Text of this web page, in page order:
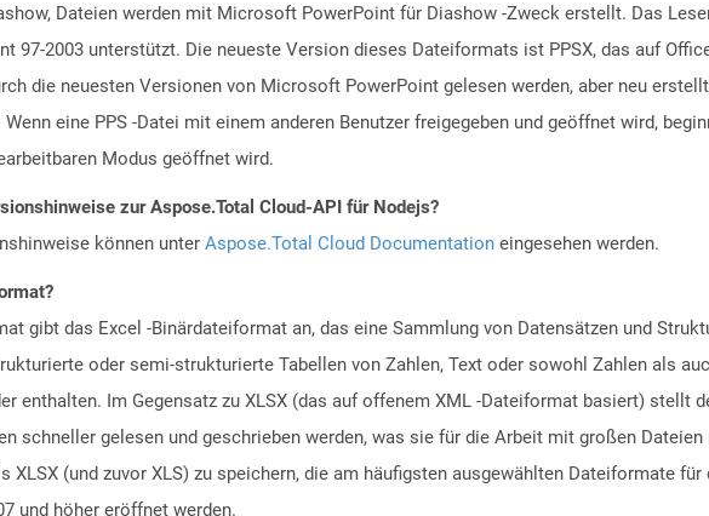
Dateien werden mit Microsoft PowerPoint für Diashow -Zweck erstellt. Das
97-2003 unterstützt. Die neueste Version dieses Dateiformats ist PPSX, das auf
die neuesten Versionen von Microsoft PowerPoint gelesen werden, aber neu
eine PPS -Datei mit einem anderen Benutzer freigegeben und geöffnet wird,
Modus geöffnet wird.
zur Aspose.Total Cloud-API für Nodejs?
können unter Aspose.Total Cloud Documentation eingesehen werden.
gibt das Excel -Binärdateiformat an, das eine Sammlung von Datensätzen und
oder semi-strukturierte Tabellen von Zahlen, Text oder sowohl Zahlen als
enthalten. Im Gegensatz zu XLSX (das auf offenem XML -Dateiformat basiert) stellt
schneller gelesen und geschrieben werden, was sie für die Arbeit mit großen
XLSX (und zuvor XLS) zu speichern, die am häufigsten ausgewählten Dateiformate
und höher eröffnet werden.